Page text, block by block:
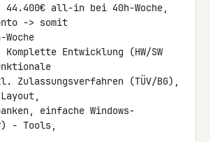
all-in bei 40h-Woche,
-> somit
Entwicklung (HW/SW
Zulassungsverfahren (TÜV/BG),
einfache Windows-
- Tools,